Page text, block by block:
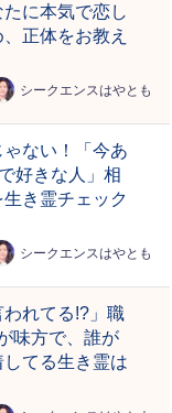
に本気で恋し
正体をお教え
シークエンスはやとも
ない！「今あ
好きな人」相
き霊チェック
シークエンスはやとも
れてる!?」職
味方で、誰が
てる生き霊は